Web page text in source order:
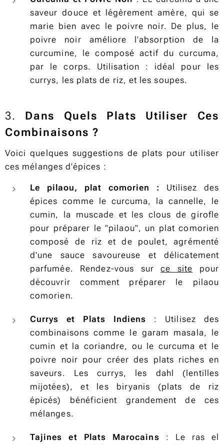
saveur douce et légèrement amère, qui se
marie bien avec le poivre noir. De plus, le
poivre noir améliore l'absorption de la
curcumine, le composé actif du curcuma,
par le corps. Utilisation : idéal pour les
currys, les plats de riz, et les soupes.
3. Dans Quels Plats Utiliser Ces
Combinaisons ?
Voici quelques suggestions de plats pour utiliser
ces mélanges d'épices :
Le pilaou, plat comorien : Utilisez des
épices comme le curcuma, la cannelle, le
cumin, la muscade et les clous de girofle
pour préparer le "pilaou", un plat comorien
composé de riz et de poulet, agrémenté
d'une sauce savoureuse et délicatement
parfumée. Rendez-vous surce site pour
découvrir comment préparer le pilaou
comorien.
Currys et Plats Indiens : Utilisez des
combinaisons comme le garam masala, le
cumin et la coriandre, ou le curcuma et le
poivre noir pour créer des plats riches en
saveurs. Les currys, les dahl (lentilles
mijotées), et les biryanis (plats de riz
épicés) bénéficient grandement de ces
mélanges.
Tajines et Plats Marocains : Le ras el